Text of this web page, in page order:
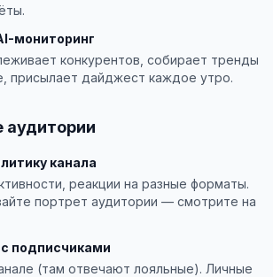
мониторинг
конкурентов, собирает тренды
присылает дайджест каждое утро.
аудитории
канала
реакции на разные форматы.
портрет аудитории — смотрите на
подписчиками
(там отвечают лояльные). Личные